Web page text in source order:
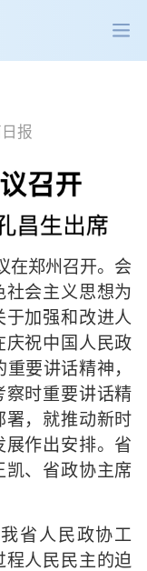
专题荟萃
报
郑州召开。会
会主义思想为
于加强和改进人
庆祝中国人民政
要讲话精神，
察时重要讲话精
署，就推动新时
作出安排。省
、省政协主席
省人民政协工
人民民主的迫